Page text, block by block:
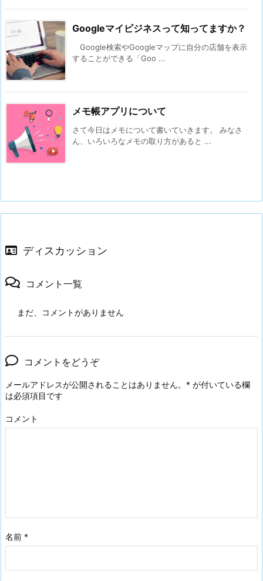
Googleマイビジネスって知ってますか？
Google検索やGoogleマップに自分の店舗を表示
することができる「Goo ...
メモ帳アプリについて
さて今日はメモについて書いていきます。 みなさ
ん、いろいろなメモの取り方があると ...
ディスカッション
コメント一覧
まだ、コメントがありません
コメントをどうぞ
メールアドレスが公開されることはありません。 * が付いている欄
は必須項目です
コメント
名前 *